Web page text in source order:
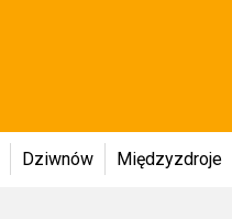
Dziwnów Międzyzdroje